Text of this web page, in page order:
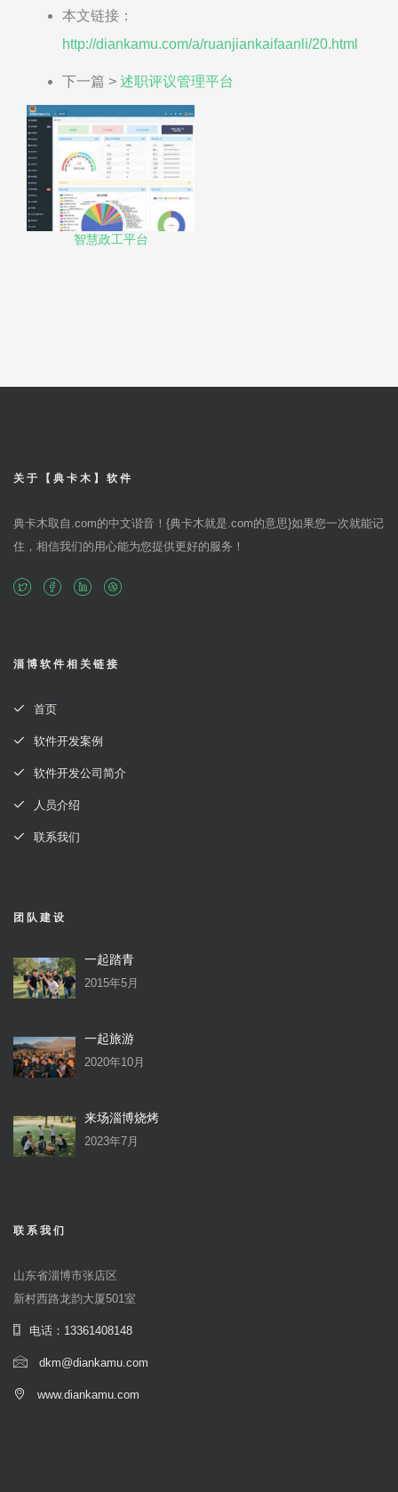
本文链接：
http://diankamu.com/a/ruanjiankaifaanli/20.html
下一篇 > 述职评议管理平台
智慧政工平台
关于【典卡木】软件
典卡木取自.com的中文谐音！{典卡木就是.com的意思}如果您一次就能记
住，相信我们的用心能为您提供更好的服务！
淄博软件相关链接
首页
软件开发案例
软件开发公司简介
人员介绍
联系我们
团队建设
一起踏青
2015年5月
一起旅游
2020年10月
来场淄博烧烤
2023年7月
联系我们
山东省淄博市张店区
新村西路龙韵大厦501室
电话：13361408148
dkm@diankamu.com
www.diankamu.com